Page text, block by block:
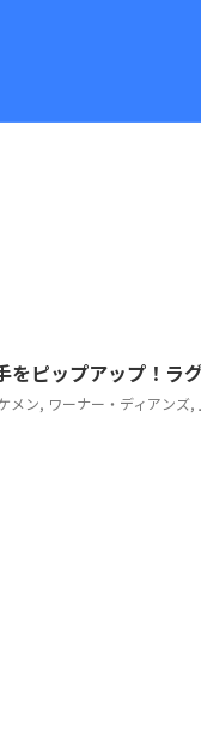
をピップアップ！
メン, ワーナー・ディアンズ,